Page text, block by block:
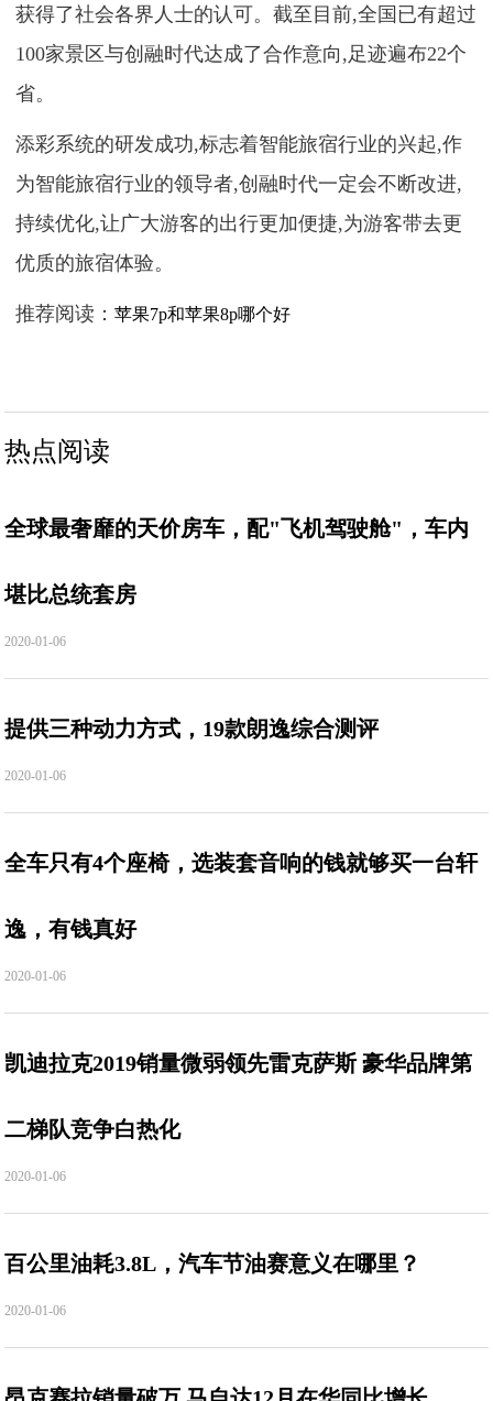
获得了社会各界人士的认可。截至目前,全国已有超过
100家景区与创融时代达成了合作意向,足迹遍布22个
省。
添彩系统的研发成功,标志着智能旅宿行业的兴起,作
为智能旅宿行业的领导者,创融时代一定会不断改进,
持续优化,让广大游客的出行更加便捷,为游客带去更
优质的旅宿体验。
推荐阅读：苹果7p和苹果8p哪个好
热点阅读
全球最奢靡的天价房车，配"飞机驾驶舱"，车内
堪比总统套房
2020-01-06
提供三种动力方式，19款朗逸综合测评
2020-01-06
全车只有4个座椅，选装套音响的钱就够买一台轩
逸，有钱真好
2020-01-06
凯迪拉克2019销量微弱领先雷克萨斯 豪华品牌第
二梯队竞争白热化
2020-01-06
百公里油耗3.8L，汽车节油赛意义在哪里？
2020-01-06